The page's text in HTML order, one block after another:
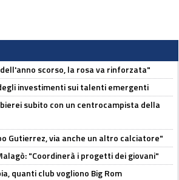
scorso, la rosa va rinforzata"
investimenti sui talenti emergenti
subito con un centrocampista della
Gutierrez, via anche un altro calciatore"
"Coordinerà i progetti dei giovani"
quanti club vogliono Big Rom